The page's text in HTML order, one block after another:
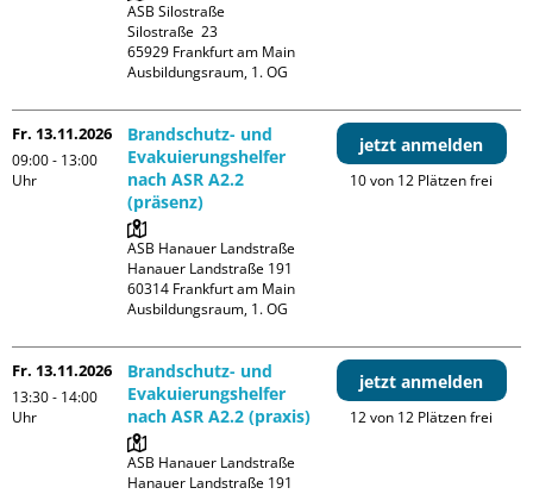
ASB Silostraße
Silostraße  23
65929 Frankfurt am Main
Ausbildungsraum, 1. OG
Fr. 13.11.2026
09:00 - 13:00
Uhr
Brandschutz- und
Evakuierungshelfer
nach ASR A2.2
(präsenz)
ASB Hanauer Landstraße
Hanauer Landstraße 191
60314 Frankfurt am Main
Ausbildungsraum, 1. OG
jetzt anmelden
10 von 12 Plätzen frei
Fr. 13.11.2026
13:30 - 14:00
Uhr
Brandschutz- und
Evakuierungshelfer
nach ASR A2.2 (praxis)
ASB Hanauer Landstraße
Hanauer Landstraße 191
jetzt anmelden
12 von 12 Plätzen frei